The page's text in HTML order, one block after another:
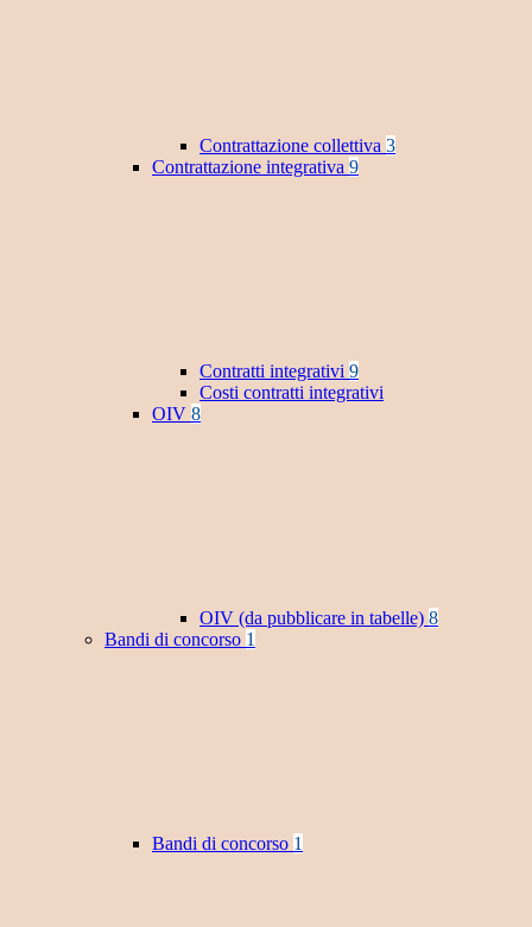
Contrattazione collettiva 3
Contrattazione integrativa 9
Contratti integrativi 9
Costi contratti integrativi
OIV 8
OIV (da pubblicare in tabelle) 8
Bandi di concorso 1
Bandi di concorso 1